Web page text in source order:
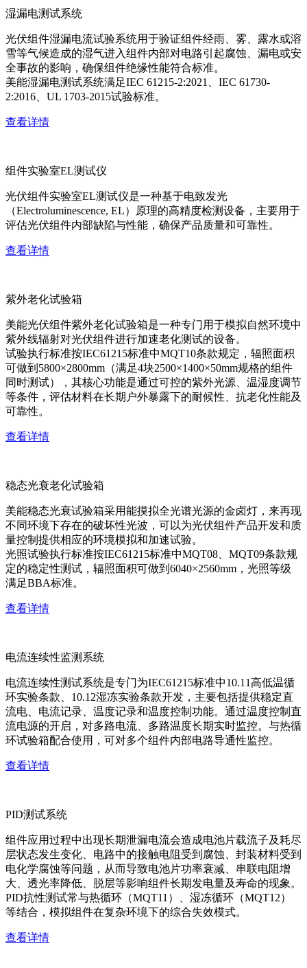
湿漏电测试系统
光伏组件湿漏电流试验系统用于验证组件经雨、雾、露水或溶
雪等气候造成的湿气进入组件内部对电路引起腐蚀、漏电或安
全事故的影响，确保组件绝缘性能符合标准。
美能湿漏电测试系统满足IEC 61215-2:2021、IEC 61730-
2:2016、UL 1703-2015试验标准。
查看详情
组件实验室EL测试仪
光伏组件实验室EL测试仪是一种基于电致发光
（Electroluminescence, EL）原理的高精度检测设备，主要用于
评估光伏组件内部缺陷与性能，确保产品质量和可靠性。
查看详情
紫外老化试验箱
美能光伏组件紫外老化试验箱是一种专门用于模拟自然环境中
紫外线辐射对光伏组件进行加速老化测试的设备。
试验执行标准按IEC61215标准中MQT10条款规定，辐照面积
可做到5800×2800mm（满足4块2500×1400×50mm规格的组件
同时测试），其核心功能是通过可控的紫外光源、温湿度调节
等条件，评估材料在长期户外暴露下的耐候性、抗老化性能及
可靠性。
查看详情
稳态光衰老化试验箱
美能稳态光衰试验箱采用能摸拟全光谱光源的金卤灯，来再现
不同环境下存在的破坏性光波，可以为光伏组件产品开发和质
量控制提供相应的环境模拟和加速试验。
光照试验执行标准按IEC61215标准中MQT08、MQT09条款规
定的稳定性测试，辐照面积可做到6040×2560mm，光照等级
满足BBA标准。
查看详情
电流连续性监测系统
电流连续性测试系统是专门为IEC61215标准中10.11高低温循
环实验条款、10.12湿冻实验条款开发，主要包括提供稳定直
流电、电流记录、温度记录和温度控制功能。通过温度控制直
流电源的开启，对多路电流、多路温度长期实时监控。与热循
环试验箱配合使用，可对多个组件内部电路导通性监控。
查看详情
PID测试系统
组件应用过程中出现长期泄漏电流会造成电池片载流子及耗尽
层状态发生变化、电路中的接触电阻受到腐蚀、封装材料受到
电化学腐蚀等问题，从而导致电池片功率衰减、串联电阻增
大、透光率降低、脱层等影响组件长期发电量及寿命的现象。
PID抗性测试常与热循环（MQT11）、湿冻循环（MQT12）
等结合，模拟组件在复杂环境下的综合失效模式。
查看详情